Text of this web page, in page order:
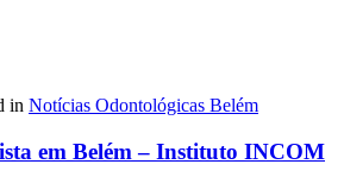
in Notícias Odontológicas Belém
em Belém – Instituto INCOM